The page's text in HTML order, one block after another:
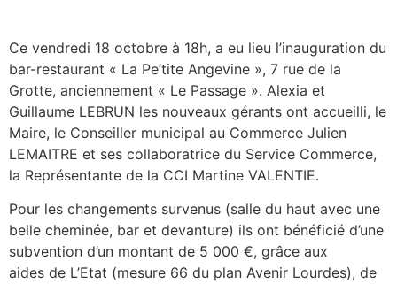
Ce vendredi 18 octobre à 18h, a eu lieu l’inauguration du
bar-restaurant « La Pe’tite Angevine », 7 rue de la
Grotte, anciennement « Le Passage ». Alexia et
Guillaume LEBRUN les nouveaux gérants ont accueilli, le
Maire, le Conseiller municipal au Commerce Julien
LEMAITRE et ses collaboratrice du Service Commerce,
la Représentante de la CCI Martine VALENTIE.
Pour les changements survenus (salle du haut avec une
belle cheminée, bar et devanture) ils ont bénéficié d’une
subvention d’un montant de 5 000 €, grâce aux
aides de L’Etat (mesure 66 du plan Avenir Lourdes), de